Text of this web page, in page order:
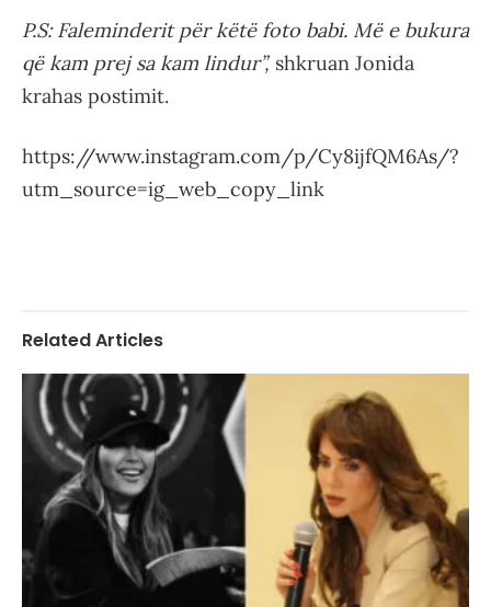
P.S: Faleminderit për këtë foto babi. Më e bukura
që kam prej sa kam lindur”, shkruan Jonida
krahas postimit.
https://www.instagram.com/p/Cy8ijfQM6As/?
utm_source=ig_web_copy_link
Related Articles